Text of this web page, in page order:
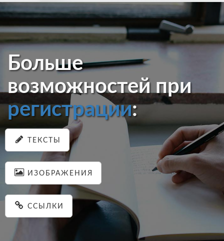
Больше
возможностей при
регистрации:
ТЕКСТЫ
ИЗОБРАЖЕНИЯ
ССЫЛКИ